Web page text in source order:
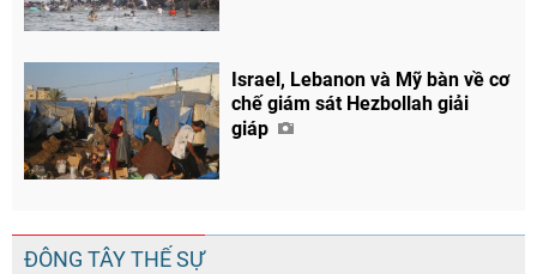
Israel, Lebanon và Mỹ bàn về cơ
chế giám sát Hezbollah giải
giáp
ĐÔNG TÂY THẾ SỰ